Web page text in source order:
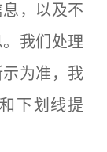
，以及不
我们处理
为准，我
下划线提